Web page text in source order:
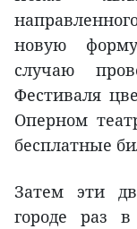
новую
случаю
Фестиваля
Оперном
бесплатные
Затем эти
городе раз